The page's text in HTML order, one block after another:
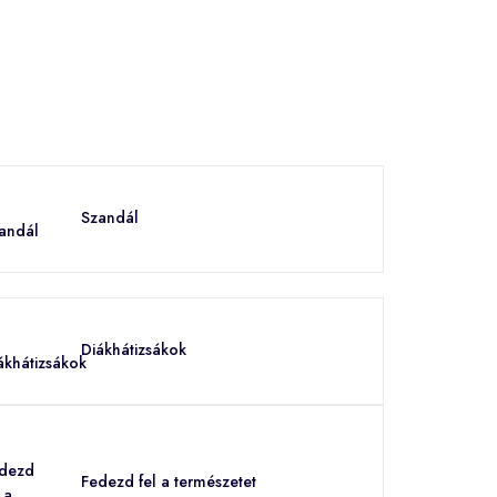
Szandál
Diákhátizsákok
Fedezd fel a természetet